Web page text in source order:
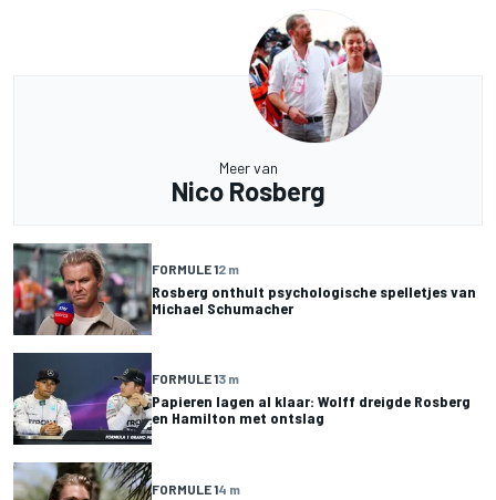
Meer van
Nico Rosberg
FORMULE 12 m
Rosberg onthult psychologische spelletjes van
Michael Schumacher
FORMULE 13 m
Papieren lagen al klaar: Wolff dreigde Rosberg
en Hamilton met ontslag
FORMULE 14 m